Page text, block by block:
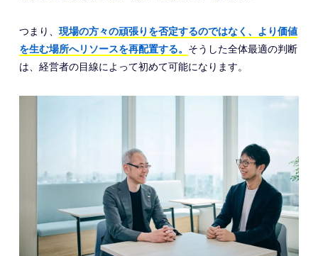
つまり、 現場の方々の頑張りを否定するのではなく、より価値
を生む場所へリソースを再配置する。 そうした全体最適の判断
は、経営者の目線によって初めて可能になります。